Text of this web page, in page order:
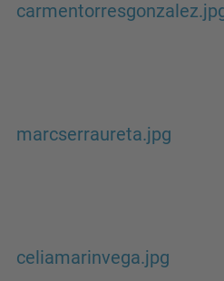
marcserraureta.jpg
celiamarinvega.jpg